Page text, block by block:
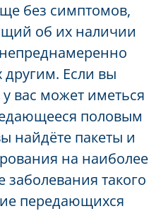
без симптомов,
об их наличии
другим. Если вы
вас может иметься
половым
найдёте пакеты и
на наиболее
такого
передающихся